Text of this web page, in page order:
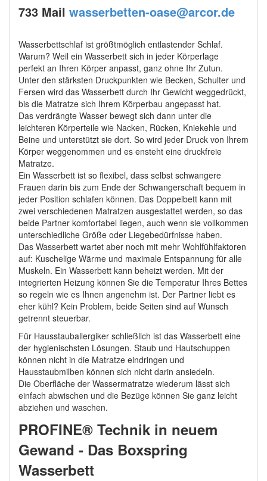
733 Mail wasserbetten-oase@arcor.de
Wasserbettschlaf ist größtmöglich entlastender Schlaf.
Warum? Weil ein Wasserbett sich in jeder Körperlage
perfekt an Ihren Körper anpasst, ganz ohne Ihr Zutun.
Unter den stärksten Druckpunkten wie Becken, Schulter und
Fersen wird das Wasserbett durch Ihr Gewicht weggedrückt,
bis die Matratze sich Ihrem Körperbau angepasst hat.
Das verdrängte Wasser bewegt sich dann unter die
leichteren Körperteile wie Nacken, Rücken, Kniekehle und
Beine und unterstützt sie dort. So wird jeder Druck von Ihrem
Körper weggenommen und es ensteht eine druckfreie
Matratze.
Ein Wasserbett ist so flexibel, dass selbst schwangere
Frauen darin bis zum Ende der Schwangerschaft bequem in
jeder Position schlafen können. Das Doppelbett kann mit
zwei verschiedenen Matratzen ausgestattet werden, so das
beide Partner komfortabel liegen, auch wenn sie vollkommen
unterschiedliche Größe oder Liegebedürfnisse haben.
Das Wasserbett wartet aber noch mit mehr Wohlfühlfaktoren
auf: Kuschelige Wärme und maximale Entspannung für alle
Muskeln. Ein Wasserbett kann beheizt werden. Mit der
integrierten Heizung können Sie die Temperatur Ihres Bettes
so regeln wie es Ihnen angenehm ist. Der Partner liebt es
eher kühl? Kein Problem, beide Seiten sind auf Wunsch
getrennt steuerbar.
Für Hausstauballergiker schließlich ist das Wasserbett eine
der hygienischsten Lösungen. Staub und Hautschuppen
können nicht in die Matratze eindringen und
Hausstaubmilben können sich nicht darin ansiedeln.
Die Oberfläche der Wassermatratze wiederum lässt sich
einfach abwischen und die Bezüge können Sie ganz leicht
abziehen und waschen.
PROFINE® Technik in neuem
Gewand - Das Boxspring
Wasserbett